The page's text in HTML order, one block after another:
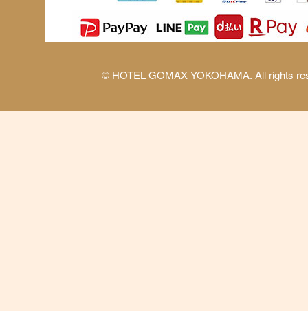
© HOTEL GOMAX YOKOHAMA. All rights